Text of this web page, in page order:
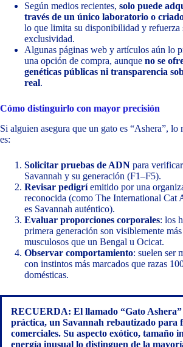
Según medios recientes, solo puede
través de un único laboratorio o
lo que limita su disponibilidad y refuerza
exclusividad.
Algunas páginas web y artículos aún lo
una opción de compra, aunque no se
genéticas públicas ni transparencia
real.
Cómo distinguirlo con mayor precisión
Si alguien asegura que un gato es “Ashera”, lo
es:
Solicitar pruebas de ADN para
Savannah y su generación (F1–F5).
Revisar pedigríemitido por una
reconocida (como The International Cat
es Savannah auténtico).
Evaluar proporciones corporales: los
primera generación son visiblemente
musculosos que un Bengal u Ocicat.
Observar comportamiento: suelen ser
con instintos más marcados que razas
domésticas.
RECUERDA: El llamado “Gato Ashera”
práctica, un Savannah rebautizado para
comerciales. Su aspecto exótico, tamaño
energía inusual lo distinguen de la